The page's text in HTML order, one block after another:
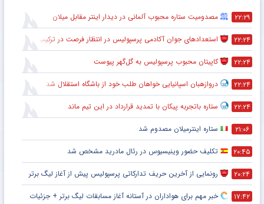
۲۲:۲۹ مصدومیت ستاره محبوب آلمانی در دیدار اینتر مقابل میلان
۲۲:۲۴ استعدادهای جوان آکادمی پرسپولیس در انتظار فرصت در ترکیب اصلی
۲۲:۲۴ کاپیتان محبوب پرسپولیس به گل‌گهر پیوست
۲۲:۲۴ دروازهبان اسپانیایی خواهان طلب خود از باشگاه استقلال شد
۲۲:۲۴ ستاره باتجربه پیکان با تمدید قرارداد در این تیم ماند
۲۱:۰۶ ستاره اینترمیلان مصدوم شد
۲۰:۴۵ تکلیف حضور وینیسیوس در رئال مادرید مشخص شد
۲۰:۲۴ رونمایی از آخرین حریف تدارکاتی پرسپولیس پیش از آغاز لیگ برتر
۱۷:۴۲ خبر مهم برای هواداران در آستانه آغاز مسابقات لیگ برتر + جزئیات